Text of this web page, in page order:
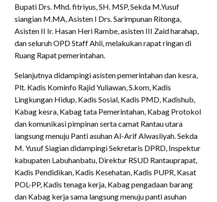
Bupati Drs. Mhd. fitriyus, SH. MSP, Sekda M.Yusuf
siangian M.MA, Asisten I Drs. Sarimpunan Ritonga,
Asisten II Ir. Hasan Heri Rambe, asisten III Zaid harahap,
dan seluruh OPD Staff Ahli, melakukan rapat ringan di
Ruang Rapat pemerintahan.
Selanjutnya didampingi asisten pemerintahan dan kesra,
Plt. Kadis Kominfo Rajid Yuliawan, S.kom, Kadis
Lingkungan Hidup, Kadis Sosial, Kadis PMD, Kadishub,
Kabag kesra, Kabag tata Pemerintahan, Kabag Protokol
dan komunikasi pimpinan serta camat Rantau utara
langsung menuju Panti asuhan Al-Arif Alwasliyah. Sekda
M. Yusuf Siagian didampingi Sekretaris DPRD, Inspektur
kabupaten Labuhanbatu, Direktur RSUD Rantauprapat,
Kadis Pendidikan, Kadis Kesehatan, Kadis PUPR, Kasat
POL-PP, Kadis tenaga kerja, Kabag pengadaan barang
dan Kabag kerja sama langsung menuju panti asuhan